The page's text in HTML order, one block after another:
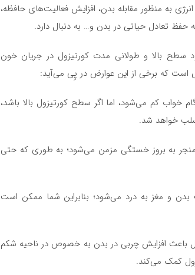
به منظور مقابله بدن، افزایش فعالیت‌های حافظه،
تعادل حیاتی در بدن و… به دنبال دارد.
سطح بالا و طولانی مدت کورتیزول در جریان خون
است که برخی از این عوارض در پِی می‌آید:
کم می‌شود، اما اگر سطح کورتیزول بالا باشد،
خواهد شد.
به بروز خستگی مزمن می‌شود؛ به طوری که حتی
و مغز به درد می‌شود؛ بنابراین شما ممکن است
باعث افزایش چربی در بدن به خصوص در ناحیه شکم
کمک می‌کند.